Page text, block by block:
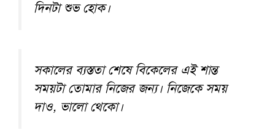
দিনটা শুভ হোক।
সকালের ব্যস্ততা শেষে বিকেলের এই শান্ত
সময়টা তোমার নিজের জন্য। নিজেকে সময়
দাও, ভালো থেকো।